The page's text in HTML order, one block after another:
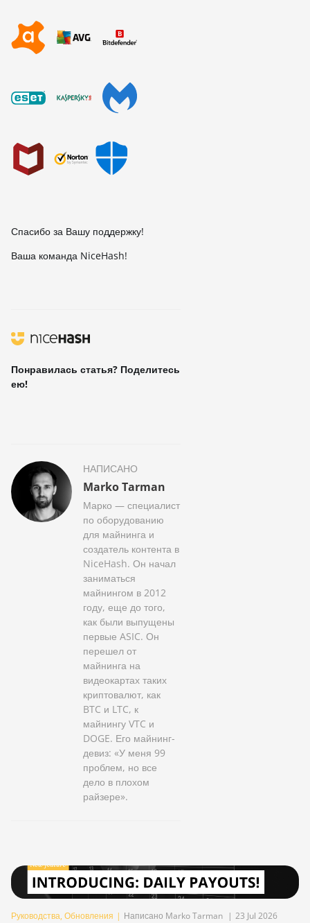
Спасибо за Вашу поддержку!
Ваша команда NiceHash!
Понравилась статья? Поделитесь
ею!
НАПИСАНО
Marko Tarman
Марко — специалист
по оборудованию
для майнинга и
создатель контента в
NiceHash. Он начал
заниматься
майнингом в 2012
году, еще до того,
как были выпущены
первые ASIC. Он
перешел от
майнинга на
видеокартах таких
криптовалют, как
BTC и LTC, к
майнингу VTC и
DOGE. Его майнинг-
девиз: «У меня 99
проблем, но все
дело в плохом
райзере».
Руководства, Обновления | Написано Marko Tarman | 23 Jul 2026